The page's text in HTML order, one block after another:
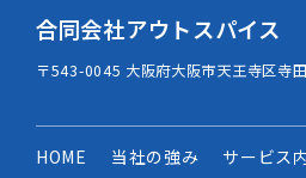
合同会社アウトスパイス
〒543-0045 大阪府大阪市天王寺区寺
HOME 当社の強み サービス